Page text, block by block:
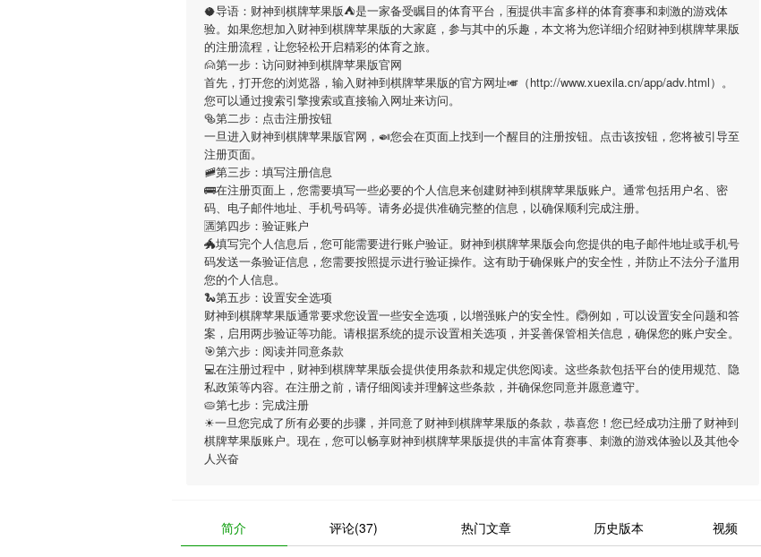
🥥导语： 财神到棋牌苹果版⛺️是一家备受瞩目的体育平台，🈶提供丰富多样的体育赛事和刺激的游戏体
验。如果您想加入 财神到棋牌苹果版的大家庭，参与其中的乐趣，本文将为您详细介绍财神到棋牌苹果版
的注册流程，让您轻松开启精彩的体育之旅。
🙍第一步：访问财神到棋牌苹果版官网
首先，打开您的浏览器，输入 财神到棋牌苹果版的官方网址🎺（http://www.xuexila.cn/app/adv.html）。
您可以通过搜索引擎搜索或直接输入网址来访问。
🥯第二步：点击注册按钮
一旦进入 财神到棋牌苹果版官网，🍛您会在页面上找到一个醒目的注册按钮。点击该按钮，您将被引导至
注册页面。
🚞第三步：填写注册信息
🚌在注册页面上，您需要填写一些必要的个人信息来创建财神到棋牌苹果版账户。通常包括用户名、密
码、电子邮件地址、手机号码等。请务必提供准确完整的信息，以确保顺利完成注册。
🈵第四步：验证账户
🐲填写完个人信息后，您可能需要进行账户验证。 财神到棋牌苹果版会向您提供的电子邮件地址或手机号
码发送一条验证信息，您需要按照提示进行验证操作。这有助于确保账户的安全性，并防止不法分子滥用
您的个人信息。
🐍第五步：设置安全选项
财神到棋牌苹果版通常要求您设置一些安全选项，以增强账户的安全性。🙆例如，可以设置安全问题和答
案，启用两步验证等功能。请根据系统的提示设置相关选项，并妥善保管相关信息，确保您的账户安全。
🎯第六步：阅读并同意条款
💻在注册过程中， 财神到棋牌苹果版会提供使用条款和规定供您阅读。这些条款包括平台的使用规范、隐
私政策等内容。在注册之前，请仔细阅读并理解这些条款，并确保您同意并愿意遵守。
🥧第七步：完成注册
☀一旦您完成了所有必要的步骤，并同意了财神到棋牌苹果版的条款，恭喜您！您已经成功注册了财神到
棋牌苹果版账户。现在，您可以畅享财神到棋牌苹果版提供的丰富体育赛事、刺激的游戏体验以及其他令
人兴奋
简介 评论(37) 热门文章 历史版本 视频